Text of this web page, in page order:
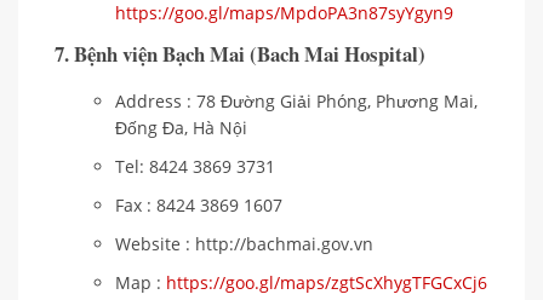
https://goo.gl/maps/MpdoPA3n87syYgyn9
7. Bệnh viện Bạch Mai (Bach Mai Hospital)
Address : 78 Đường Giải Phóng, Phương Mai,
Đống Đa, Hà Nội
Tel: 8424 3869 3731
Fax : 8424 3869 1607
Website : http://bachmai.gov.vn
Map : https://goo.gl/maps/zgtScXhygTFGCxCj6